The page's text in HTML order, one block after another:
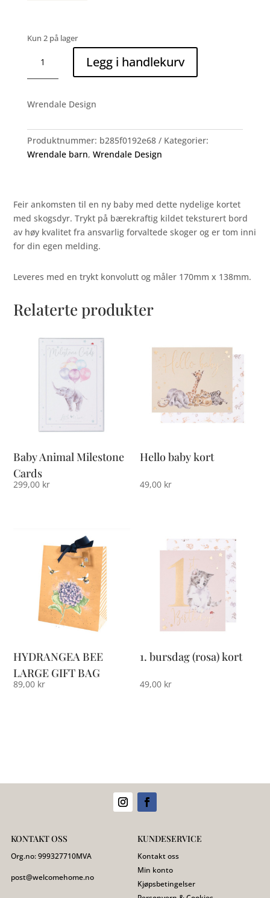
Kun 2 på lager
baby
kort
Legg i handlekurv
Wrendale Design
Produktnummer: b285f0192e68
Kategorier:
Wrendale barn, Wrendale Design
Feir ankomsten til en ny baby med dette nydelige kortet
med skogsdyr. Trykt på bærekraftig kildet teksturert bord
av høy kvalitet fra ansvarlig forvaltede skoger og er tom inni
for din egen melding.
Leveres med en trykt konvolutt og måler 170mm x 138mm.
Relaterte produkter
Baby Animal Milestone
Cards
299,00 kr
Hello baby kort
49,00 kr
HYDRANGEA BEE
LARGE GIFT BAG
89,00 kr
1. bursdag (rosa) kort
49,00 kr
KONTAKT OSS
Org.no:999327710MVA
post@welcomehome.no
KUNDESERVICE
Kontakt oss
Min konto
Kjøpsbetingelser